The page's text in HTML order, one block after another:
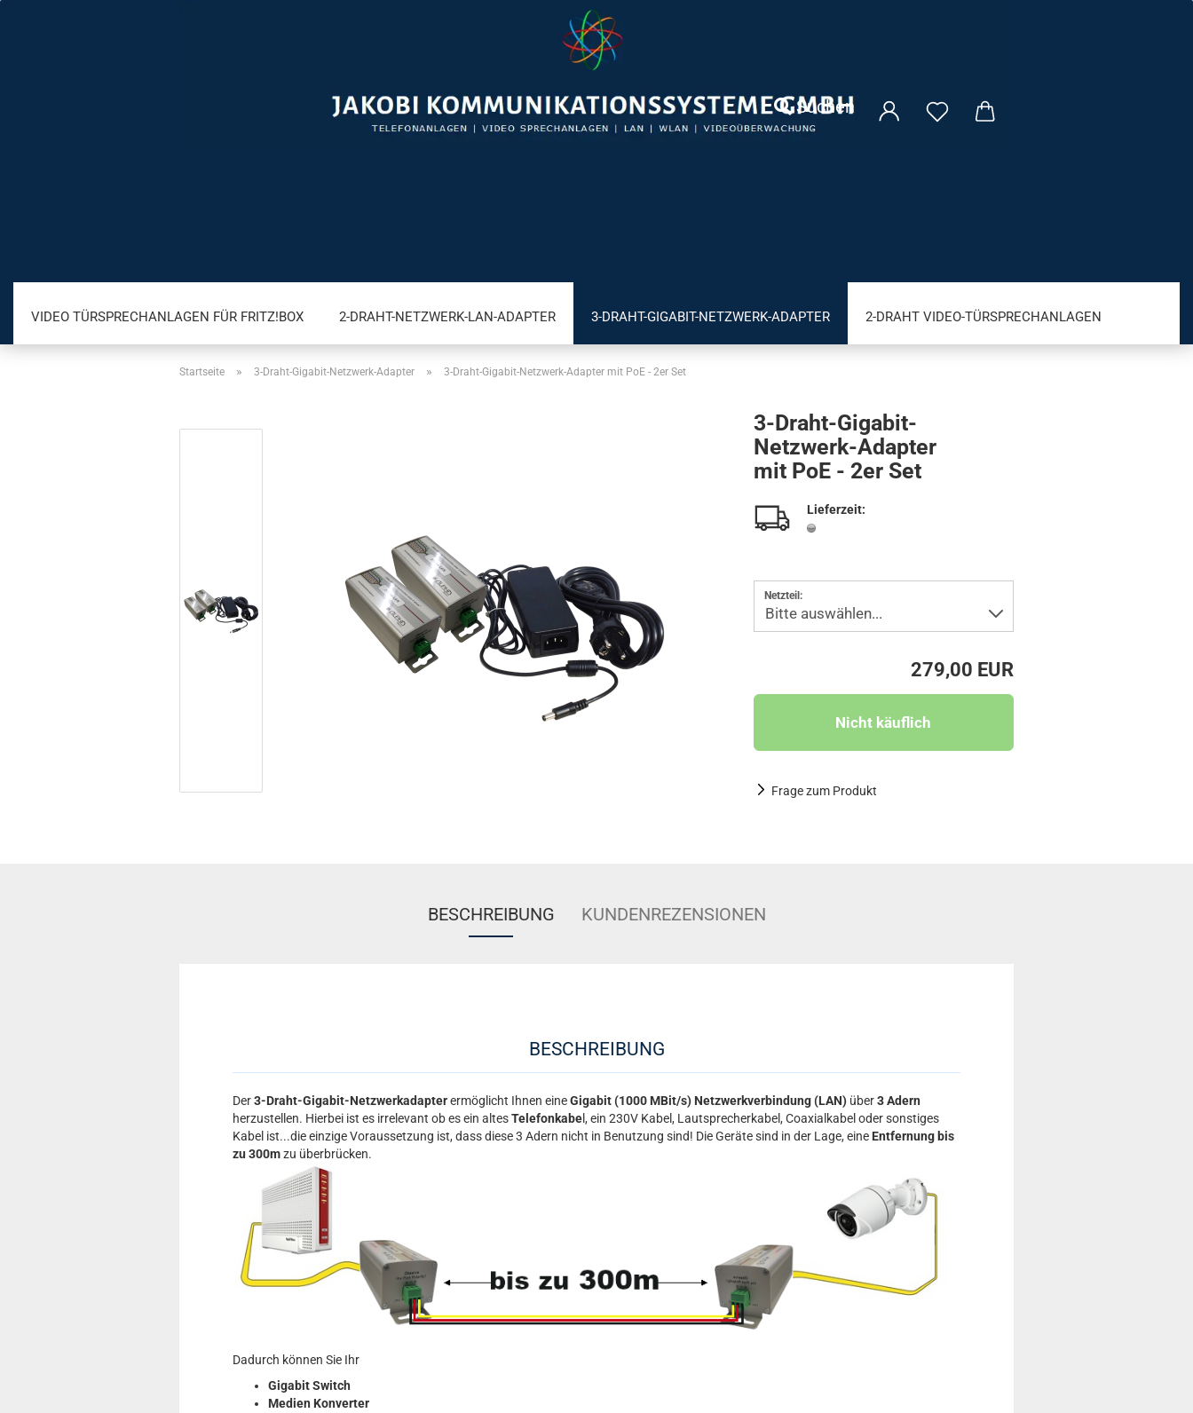
Suchen
VIDEO TÜRSPRECHANLAGEN FÜR FRITZ!BOX 2-DRAHT-NETZWERK-LAN-ADAPTER 3-DRAHT-GIGABIT-NETZWERK-ADAPTER 2-DRAHT VIDEO-TÜRSPRECHANLAGEN
A/B TÜRSPRECHANLAGEN IP TÜRSPRECHANLAGEN VIDEO BRIEFKASTENSPRECHANLAGEN FÜR FRITZ!BOX
IP VIDEOKAMERAS FÜR AVM FRITZ!BOX TÜRANSCHALTMODULE UND ZUBEHÖR
Startseite » 3-Draht-Gigabit-Netzwerk-Adapter » 3-Draht-Gigabit-Netzwerk-Adapter mit PoE - 2er Set
3-Draht-Gigabit-
Netzwerk-Adapter
mit PoE - 2er Set
Lieferzeit:
Netzteil:
279,00 EUR
Frage zum Produkt
BESCHREIBUNG KUNDENREZENSIONEN
BESCHREIBUNG
Der3-Draht-Gigabit-Netzwerkadapterermöglicht Ihnen eineGigabit (1000 MBit/s) Netzwerkverbindung (LAN) über3 Adern
herzustellen. Hierbei ist es irrelevant ob es ein altesTelefonkabel, ein 230V Kabel, Lautsprecherkabel, Coaxialkabel oder sonstiges
Kabel ist...die einzige Voraussetzung ist, dass diese 3 Adern nicht in Benutzung sind! Die Geräte sind in der Lage, eine Entfernung bis
zu 300mzu überbrücken.
Dadurch können Sie Ihr
Gigabit Switch
Medien Konverter